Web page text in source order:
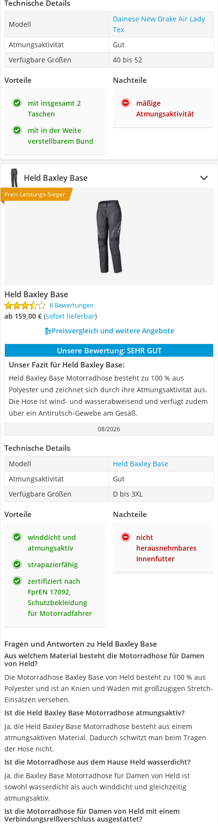
Technische Details
Modell
Dainese New Drake Air Lady
Tex
Atmungsaktivität
Gut
Verfügbare Größen
40 bis 52
Vorteile
mit insgesamt 2
Taschen
mit in der Weite
verstellbarem Bund
Nachteile
mäßige
Atmungsaktivität
Held Baxley Base
Preis-Leistungs-Sieger
Held Baxley Base
8 Bewertungen
ab 159,00 € ( Sofort lieferbar)
Preisvergleich und weitere Angebote
Unsere Bewertung: SEHR GUT
Unser Fazit für Held Baxley Base:
Held Baxley Base Motorradhose besteht zu 100 % aus
Polyester und zeichnet sich durch ihre Atmungsaktivität aus.
Die Hose ist wind- und wasserabweisend und verfügt zudem
über ein Antirutsch-Gewebe am Gesäß.
08/2026
Technische Details
Modell
Held Baxley Base
Atmungsaktivität
Gut
Verfügbare Größen
D bis 3XL
Vorteile
winddicht und
atmungsaktiv
strapazierfähig
zertifiziert nach
FprEN 17092,
Schutzbekleidung
für Motorradfahrer
Nachteile
nicht
herausnehmbares
Innenfutter
Fragen und Antworten zu Held Baxley Base
Aus welchem Material besteht die Motorradhose für Damen
von Held?
Die Motorradhose Baxley Base von Held besteht zu 100 % aus
Polyester und ist an Knien und Waden mit großzügigen Stretch-
Einsätzen versehen.
Ist die Held Baxley Base Motorradhose atmungsaktiv?
Ja, die Held Baxley Base Motorradhose besteht aus einem
atmungsaktiven Material. Dadurch schwitzt man beim Tragen
der Hose nicht.
Ist die Motorradhose aus dem Hause Held wasserdicht?
Ja, die Baxley Base Motorradhose für Damen von Held ist
sowohl wasserdicht als auch winddicht und gleichzeitig
atmungsaktiv.
Ist die Motorradhose für Damen von Held mit einem
Verbindungsreißverschluss ausgestattet?